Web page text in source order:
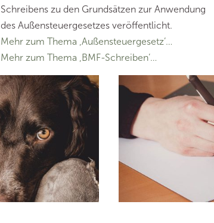
Schreibens zu den Grundsätzen zur Anwendung
des Außensteuergesetzes veröffentlicht.
Mehr zum Thema ‚Außensteuergesetz’…
Mehr zum Thema ‚BMF-Schreiben’…